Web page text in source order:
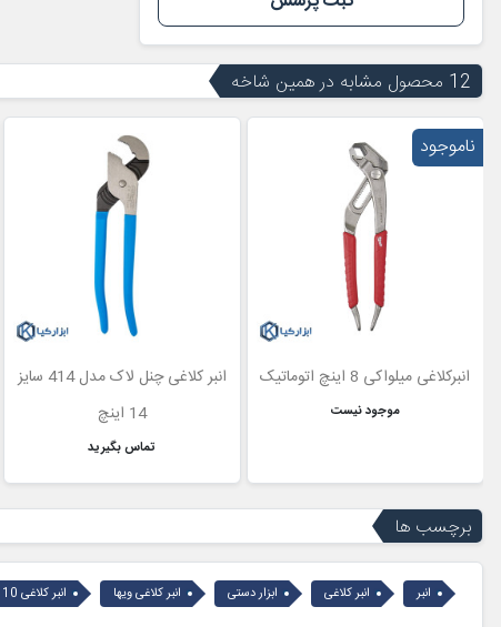
12 محصول مشابه در همین شاخه
انبرکلاغی میلواکی 8 اینچ اتوماتیک
موجود نیست
ناموجود
انبر کلاغی چنل لاک مدل 414 سایز
14 اینچ
تماس بگیرید
برچسب ها
انبر انبر کلاغی ابزار دستی انبر کلاغی ویها انبر کلاغی 10 اینچ